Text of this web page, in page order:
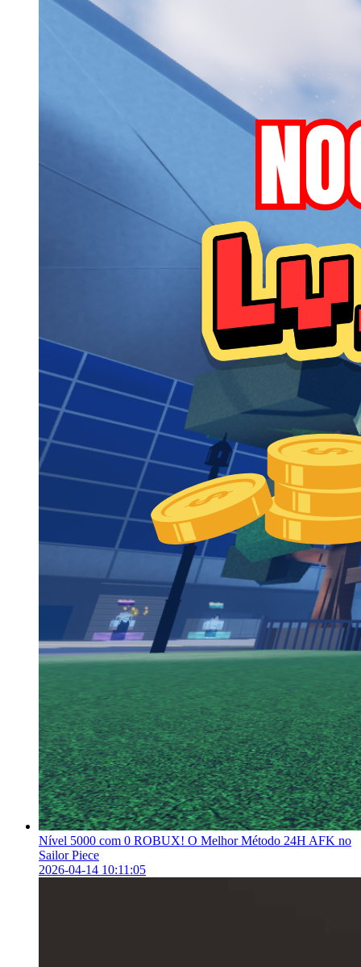
Nível 5000 com 0 ROBUX! O Melhor Método 24H AFK no
Sailor Piece
2026-04-14 10:11:05